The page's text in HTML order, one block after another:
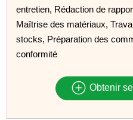
entretien, Rédaction de
Maîtrise des matériaux,
stocks, Préparation des
conformité
Obtenir